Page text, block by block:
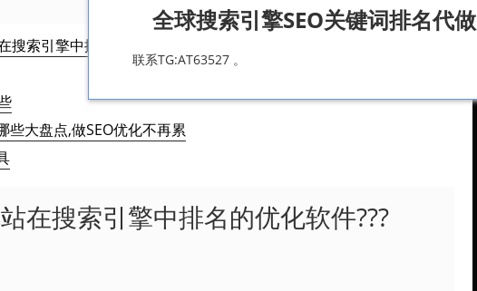
搜索引擎中排名的优化软件???急。。。
些大盘点,做SEO优化不再累
在搜索引擎中排名的优化软件???
全球搜索引擎SEO关键词排名代做
联系TG:AT63527 。